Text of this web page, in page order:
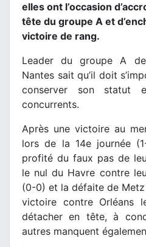
elles ont l’occasion
tête du groupe A et
victoire de rang.
Leader du groupe A
Nantes sait qu’il doit
conserver son statut
concurrents.
Après une victoire au
lors de la 14e journée
profité du faux pas de
le nul du Havre contre
(0-0) et la défaite de
victoire contre Orléans
détacher en tête, à
autres manquent